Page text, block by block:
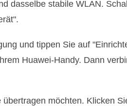
dasselbe stabile WLAN.
und tippen Sie auf
Huawei-Handy. Dann
möchten. Klicken